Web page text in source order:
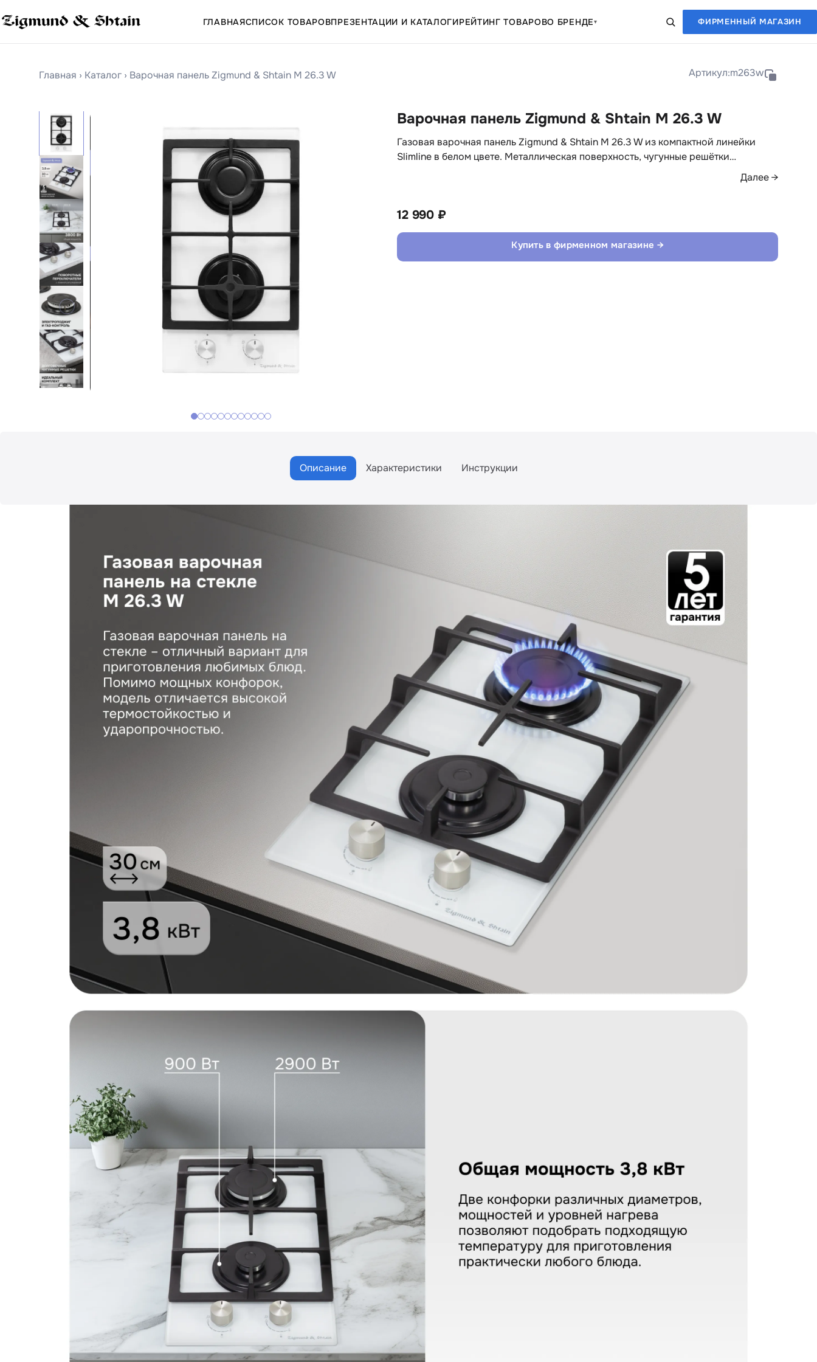
ГЛАВНАЯСПИСОК ТОВАРОВПРЕЗЕНТАЦИИ И КАТАЛОГИРЕЙТИНГ ТОВАРОВО БРЕНДЕ▾ ФИРМЕННЫЙ МАГАЗИН
Главная › Каталог › Варочная панель Zigmund & Shtain M 26.3 W Артикул:m263w
Варочная панель Zigmund & Shtain M 26.3 W
Газовая варочная панель Zigmund & Shtain M 26.3 W из компактной линейки
Slimline в белом цвете. Металлическая поверхность, чугунные решётки…
Далее →
12 990 ₽
Купить в фирменном магазине →
Описание Характеристики Инструкции
КУПИТЬ В ОДИН КЛИК
Заполните короткую форму —
и мы оформим заказ за вас.
Ваше имя
Варочная панель Zigmund & Shtain M 26.3 W
Поделитесь впечатлениями